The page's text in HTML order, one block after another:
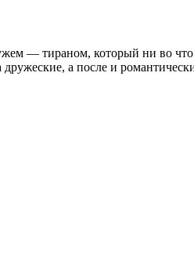
— тираном, который ни во
а после и